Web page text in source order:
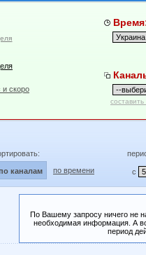
и скоро
каналам по времени с
По Вашему запросу ничего не
необходимая информация. А
период